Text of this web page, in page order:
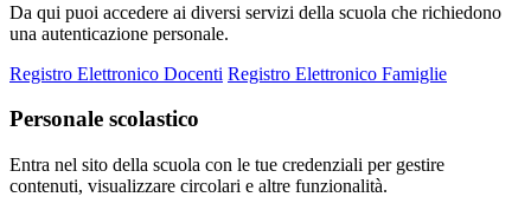
Da qui puoi accedere ai diversi servizi della scuola che richiedono
una autenticazione personale.
Registro Elettronico Docenti Registro Elettronico Famiglie
Personale scolastico
Entra nel sito della scuola con le tue credenziali per gestire
contenuti, visualizzare circolari e altre funzionalità.